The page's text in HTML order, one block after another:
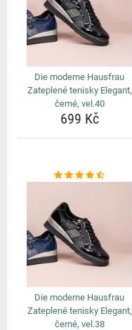
Die moderne Hausfrau
Zateplené tenisky Elegant,
černé, vel.40
699 Kč
Die moderne Hausfrau
Zateplené tenisky Elegant,
černé, vel.38